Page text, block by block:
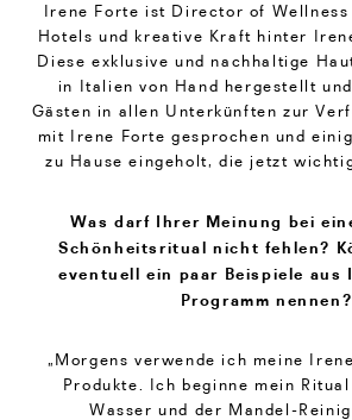
Irene Forte ist Director of Wellness
Hotels und kreative Kraft hinter
Diese exklusive und nachhaltige
in Italien von Hand hergestellt
Gästen in allen Unterkünften zur
mit Irene Forte gesprochen und
zu Hause eingeholt, die jetzt
Was darf Ihrer Meinung bei
Schönheitsritual nicht fehlen?
eventuell ein paar Beispiele aus
Programm nennen?
„Morgens verwende ich meine
Produkte. Ich beginne mein
Wasser und der Mandel-